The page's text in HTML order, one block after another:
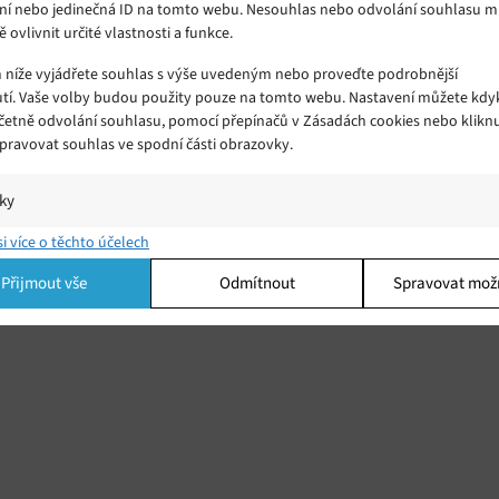
nebo jedinečná ID na tomto webu. Nesouhlas nebo odvolání souhlasu
ovlivnit určité vlastnosti a funkce.
vyjádřete souhlas s výše uvedeným nebo proveďte podrobnější
Vaše volby budou použity pouze na tomto webu. Nastavení můžete
odvolání souhlasu, pomocí přepínačů v Zásadách cookies nebo
souhlas ve spodní části obrazovky.
a/nebo přístup k informacím v zařízení, Porozumění publiku
kombinací údajů z různých zdrojů.
více o těchto účelech
Přijmout vše Odmítnout Spravovat